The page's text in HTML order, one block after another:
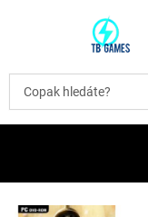
t
b